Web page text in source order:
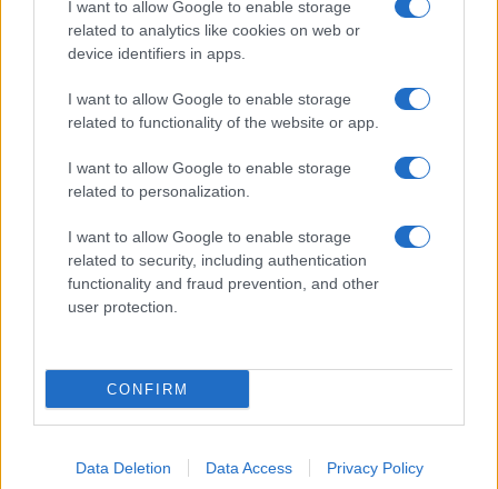
I want to allow Google to enable storage
related to analytics like cookies on web or
device identifiers in apps.
I want to allow Google to enable storage
related to functionality of the website or app.
I want to allow Google to enable storage
related to personalization.
I want to allow Google to enable storage
related to security, including authentication
functionality and fraud prevention, and other
user protection.
CONFIRM
Data Deletion Data Access Privacy Policy
LIFESTYLE
Cristian Castiglioni · 8 Ago 2026